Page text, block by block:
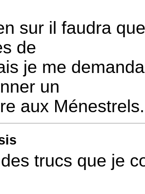
sur il faudra
de
je me
un
aux
trucs que je